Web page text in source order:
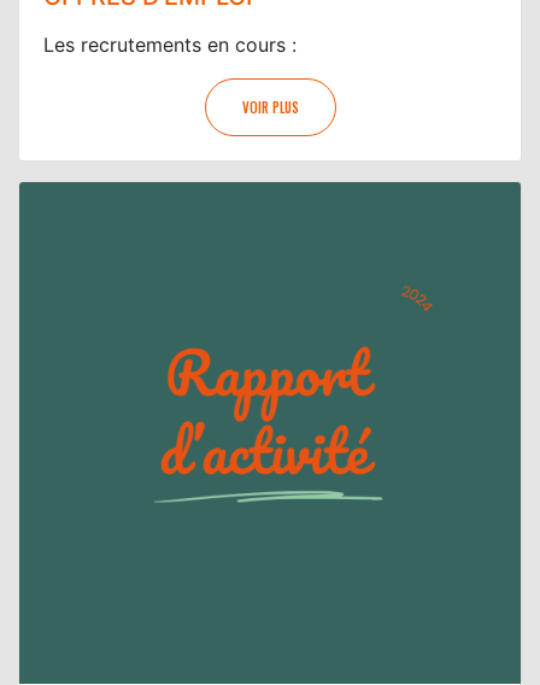
Les recrutements en cours :
VOIR PLUS